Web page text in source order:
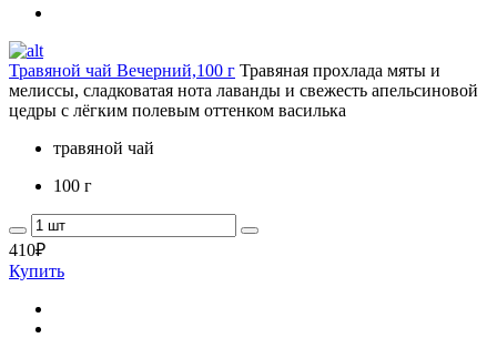
Травяной чай Вечерний,100 г Травяная прохлада мяты и
мелиссы, сладковатая нота лаванды и свежесть апельсиновой
цедры с лёгким полевым оттенком василька
травяной чай
100 г
410₽
Купить